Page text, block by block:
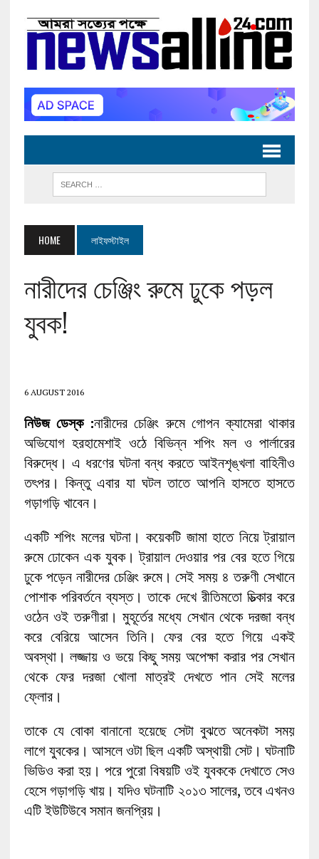
HOME লাইফস্টাইল
নারীদের চেঞ্জিং রুমে ঢুকে পড়ল
যুবক!
6 AUGUST 2016
নিউজ ডেস্ক :নারীদের চেঞ্জিং রুমে গোপন ক্যামেরা থাকার
অভিযোগ হরহামেশাই ওঠে বিভিন্ন শপিং মল ও পার্লারের
বিরুদ্ধে। এ ধরণের ঘটনা বন্ধ করতে আইনশৃঙ্খলা বাহিনীও
তৎপর। কিন্তু এবার যা ঘটল তাতে আপনি হাসতে হাসতে
গড়াগড়ি খাবেন।
একটি শপিং মলের ঘটনা। কয়েকটি জামা হাতে নিয়ে ট্রায়াল
রুমে ঢোকেন এক যুবক। ট্রায়াল দেওয়ার পর বের হতে গিয়ে
ঢুকে পড়েন নারীদের চেঞ্জিং রুমে। সেই সময় ৪ তরুণী সেখানে
পোশাক পরিবর্তনে ব্যস্ত। তাকে দেখে রীতিমতো চিত্‍কার করে
ওঠেন ওই তরুণীরা। মুহূর্তের মধ্যে সেখান থেকে দরজা বন্ধ
করে বেরিয়ে আসেন তিনি। ফের বের হতে গিয়ে একই
অবস্থা। লজ্জায় ও ভয়ে কিছু সময় অপেক্ষা করার পর সেখান
থেকে ফের দরজা খোলা মাত্রই দেখতে পান সেই মলের
ফ্লোর।
তাকে যে বোকা বানানো হয়েছে সেটা বুঝতে অনেকটা সময়
লাগে যুবকের। আসলে ওটা ছিল একটি অস্থায়ী সেট। ঘটনাটি
ভিডিও করা হয়। পরে পুরো বিষয়টি ওই যুবককে দেখাতে সেও
হেসে গড়াগড়ি খায়। যদিও ঘটনাটি ২০১৩ সালের, তবে এখনও
এটি ইউটিউবে সমান জনপ্রিয়।